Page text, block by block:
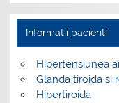
Informatii pacienti
Hipertensiunea
Glanda tiroida si
Hipertiroida